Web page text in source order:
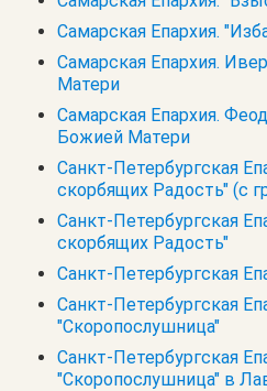
Самарская Епархия.
Самарская Епархия.
Матери
Самарская Епархия.
Божией Матери
Санкт-Петербургская
скорбящих Радость" (с
Санкт-Петербургская
скорбящих Радость"
Санкт-Петербургская
Санкт-Петербургская
"Скоропослушница"
Санкт-Петербургская
"Скоропослушница" в